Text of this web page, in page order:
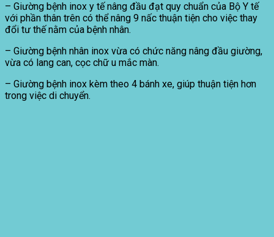
– Giường bệnh inox y tế nâng đầu đạt quy chuẩn của Bộ Y tế
với phần thân trên có thể nâng 9 nấc thuận tiện cho việc thay
đổi tư thế nằm của bệnh nhân.
– Giường bệnh nhân inox vừa có chức năng nâng đầu giường,
vừa có lang can, cọc chữ u mắc màn.
– Giường bệnh inox kèm theo 4 bánh xe, giúp thuận tiện hơn
trong việc di chuyển.